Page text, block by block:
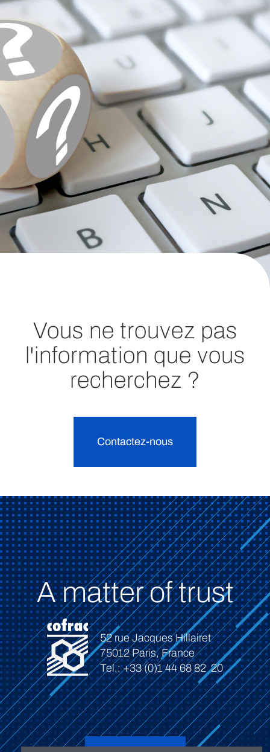
Vous ne trouvez pas
l'information que vous
recherchez ?
Contactez-nous
A matter of trust
52 rue Jacques Hillairet
75012 Paris, France
Tel.: +33 (0)1 44 68 82 20